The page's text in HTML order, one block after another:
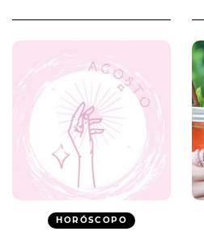
HORÓSCOPO